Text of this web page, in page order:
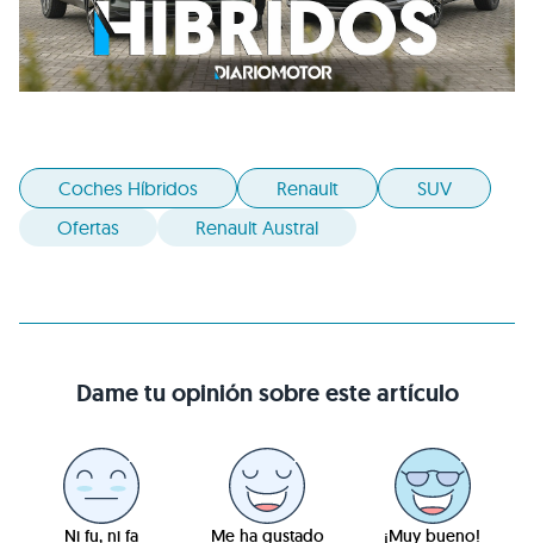
Coches Híbridos Renault
SUV
Ofertas
Renault Austral
Dame tu opinión sobre este artículo
Ni fu, ni fa Me ha gustado ¡Muy bueno!